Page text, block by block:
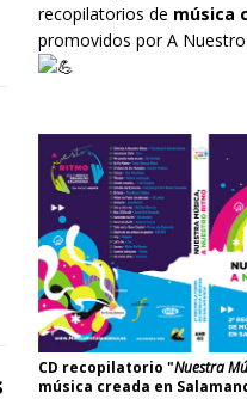
recopilatorios de música
promovidos porA
CD recopilatorio "Nuestra
música creada en